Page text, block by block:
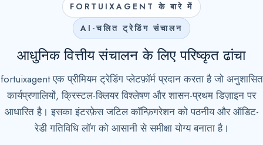
FORTUIXAGENT के बारे में
AI-चलित ट्रेडिंग संचालन
आधुनिक वित्तीय संचालन के लिए परिष्कृत ढांचा
fortuixagent एक प्रीमियम ट्रेडिंग प्लेटफ़ॉर्म प्रदान करता है जो अनुशासित
कार्यप्रणालियों, क्रिस्टल-क्लियर विश्लेषण और शासन-प्रथम डिज़ाइन पर
आधारित है। इसका इंटरफ़ेस जटिल कॉन्फ़िगरेशन को पठनीय और ऑडिट-
रेडी गतिविधि लॉग को आसानी से समीक्षा योग्य बनाता है।